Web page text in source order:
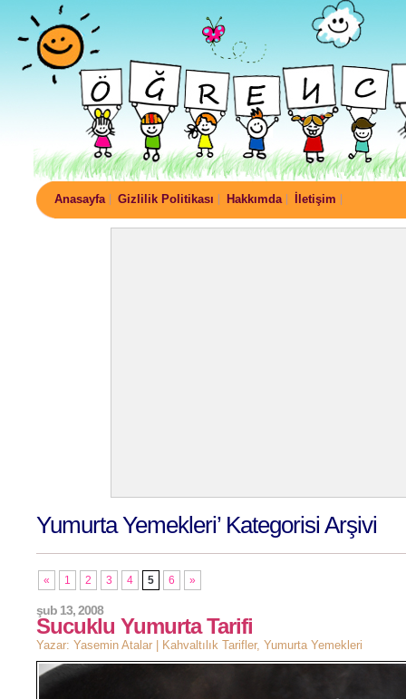
Anasayfa Gizlilik Politikası Hakkımda İletişim
Yumurta Yemekleri’ Kategorisi Arşivi
« 1 2 3 4 5 6 »
Sucuklu Yumurta Tarifi
şub 13, 2008
Yazar: Yasemin Atalar | Kahvaltılık Tarifler, Yumurta Yemekleri